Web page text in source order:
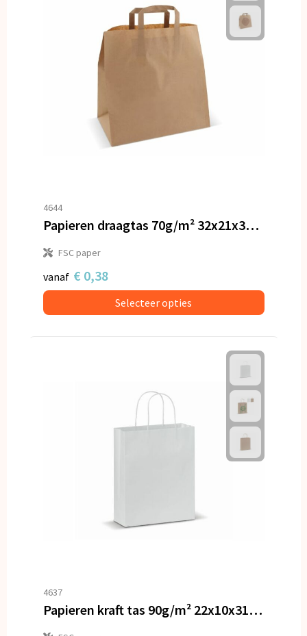
4644
Papieren draagtas 70g/m² 32x21x33cm
FSC paper
vanaf € 0,38
Selecteer opties
4637
Papieren kraft tas 90g/m² 22x10x31cm